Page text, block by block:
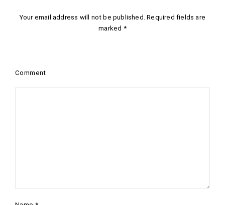
Your email address will not be published. Required fields are
marked *
Comment